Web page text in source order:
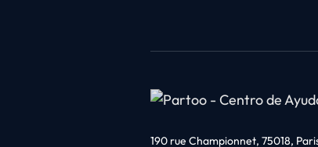
190 rue Championnet, 75018,